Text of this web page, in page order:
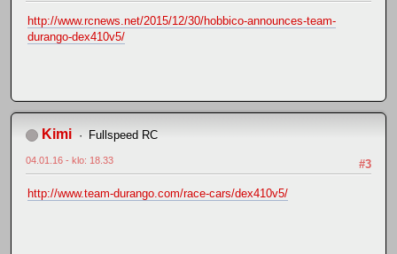
http://www.rcnews.net/2015/12/30/hobbico-announces-team-
durango-dex410v5/
Kimi Fullspeed RC
#3
04.01.16 - klo: 18.33
http://www.team-durango.com/race-cars/dex410v5/